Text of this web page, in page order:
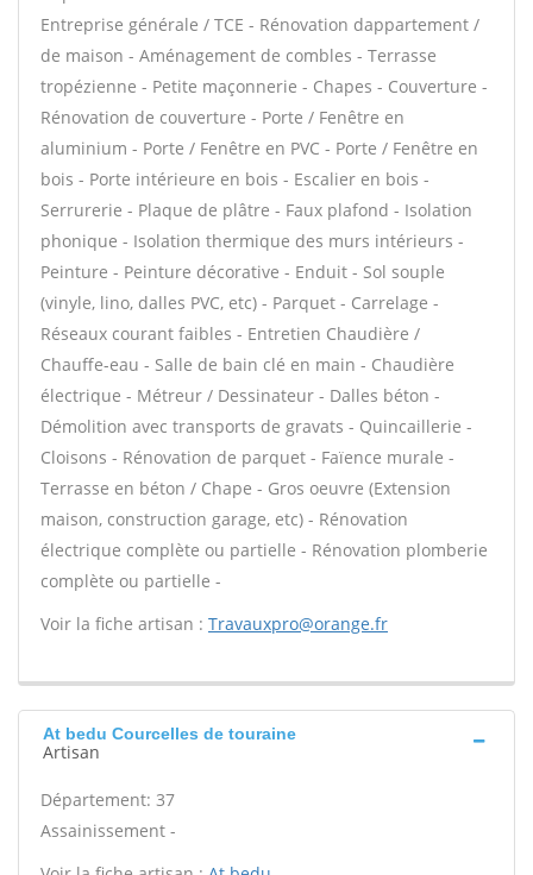
Entreprise générale / TCE - Rénovation dappartement /
de maison - Aménagement de combles - Terrasse
tropézienne - Petite maçonnerie - Chapes - Couverture -
Rénovation de couverture - Porte / Fenêtre en
aluminium - Porte / Fenêtre en PVC - Porte / Fenêtre en
bois - Porte intérieure en bois - Escalier en bois -
Serrurerie - Plaque de plâtre - Faux plafond - Isolation
phonique - Isolation thermique des murs intérieurs -
Peinture - Peinture décorative - Enduit - Sol souple
(vinyle, lino, dalles PVC, etc) - Parquet - Carrelage -
Réseaux courant faibles - Entretien Chaudière /
Chauffe-eau - Salle de bain clé en main - Chaudière
électrique - Métreur / Dessinateur - Dalles béton -
Démolition avec transports de gravats - Quincaillerie -
Cloisons - Rénovation de parquet - Faïence murale -
Terrasse en béton / Chape - Gros oeuvre (Extension
maison, construction garage, etc) - Rénovation
électrique complète ou partielle - Rénovation plomberie
complète ou partielle -
Voir la fiche artisan : Travauxpro@orange.fr
At bedu Courcelles de touraine
Artisan
Département: 37
Assainissement -